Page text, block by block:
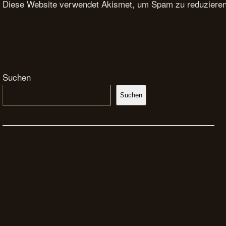
Diese Website verwendet Akismet, um Spam zu
Suchen
Suchen